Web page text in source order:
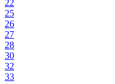
22
25
26
27
28
30
32
33